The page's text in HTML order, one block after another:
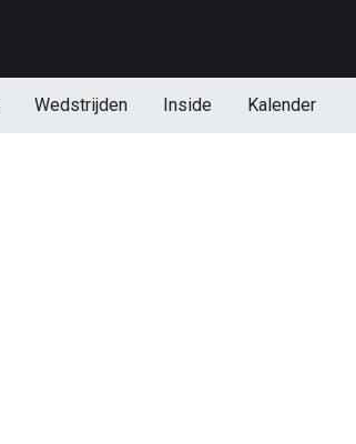
Wedstrijden Inside Kalender